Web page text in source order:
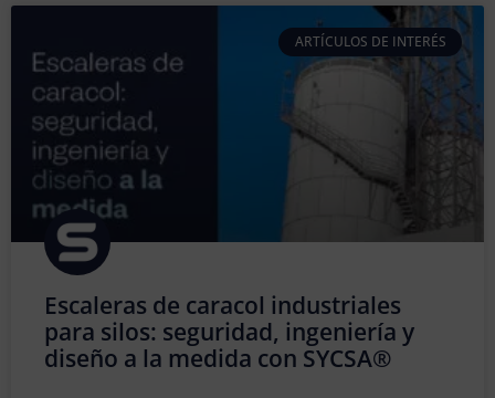
ARTÍCULOS DE INTERÉS
Escaleras de caracol industriales
para silos: seguridad, ingeniería y
diseño a la medida con SYCSA®